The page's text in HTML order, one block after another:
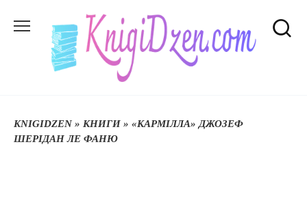
до
KNIGIDZEN» КНИГИ » «КАРМІЛЛА» ДЖОЗЕФ
ШЕРІДАН ЛЕ ФАНЮ